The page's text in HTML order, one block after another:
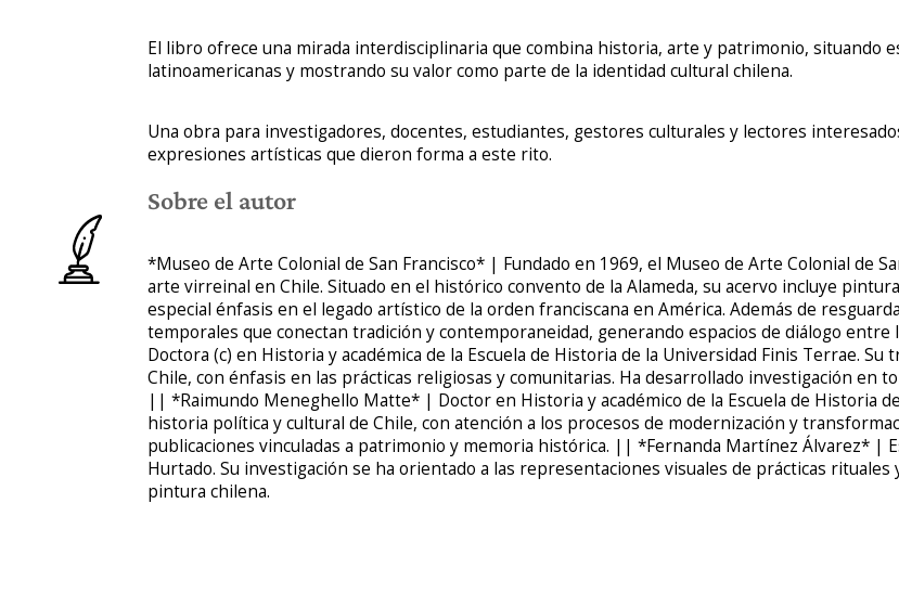
El libro ofrece una mirada interdisciplinaria que combina historia, arte y patrimonio, situando
latinoamericanas y mostrando su valor como parte de la identidad cultural chilena.
Una obra para investigadores, docentes, estudiantes, gestores culturales y lectores
expresiones artísticas que dieron forma a este rito.
Sobre el autor
*Museo de Arte Colonial de San Francisco* | Fundado en 1969, el Museo de Arte Colonial de
arte virreinal en Chile. Situado en el histórico convento de la Alameda, su acervo incluye
especial énfasis en el legado artístico de la orden franciscana en América. Además de
temporales que conectan tradición y contemporaneidad, generando espacios de diálogo
Doctora (c) en Historia y académica de la Escuela de Historia de la Universidad Finis Terrae.
Chile, con énfasis en las prácticas religiosas y comunitarias. Ha desarrollado investigación en
|| *Raimundo Meneghello Matte* | Doctor en Historia y académico de la Escuela de Historia
historia política y cultural de Chile, con atención a los procesos de modernización y
publicaciones vinculadas a patrimonio y memoria histórica. || *Fernanda Martínez Álvarez* |
Hurtado. Su investigación se ha orientado a las representaciones visuales de prácticas
pintura chilena.